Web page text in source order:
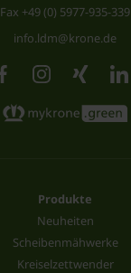
Fax +49 (0) 5977-935-339
info.ldm@krone.de
Produkte
Neuheiten
Scheibenmähwerke
Kreiselzettwender